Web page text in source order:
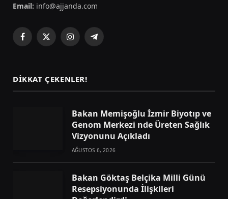
Email: info@ajjanda.com
Facebook
X
InstagramTelegram
DIKKAT ÇEKENLER!
Bakan Memişoğlu İzmir Biyotıp ve
Genom Merkezi nde Üreten Sağlık
Vizyonunu Açıkladı
AĞUSTOS 6, 2026
Bakan Göktaş Belçika Milli Günü
Resepsiyonunda İlişkileri